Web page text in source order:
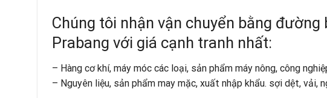
Chúng tôi nhận vận chuyển bằng
Prabang với giá cạnh tranh nhất:
– Hàng cơ khí, máy móc các loại, sản phẩm máy nông, công
– Nguyên liệu, sản phẩm may mặc, xuất nhập khẩu. sợi dệt, vải,